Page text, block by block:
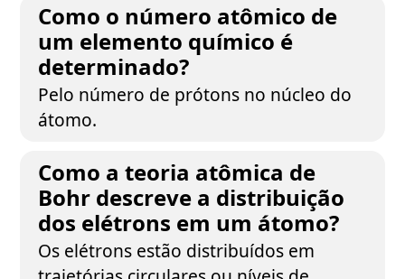
Como o número atômico de
um elemento químico é
determinado?
Pelo número de prótons no núcleo do
átomo.
Como a teoria atômica de
Bohr descreve a distribuição
dos elétrons em um átomo?
Os elétrons estão distribuídos em